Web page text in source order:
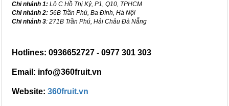
Chi nhánh 1: Lô C Hồ Thị Kỷ, P1, Q10, TPHCM
Chi nhánh 2: 56B Trần Phú, Ba Đình, Hà Nội
Chi nhánh 3: 271B Trần Phú, Hải Châu Đà Nẵng
Hotlines: 0936652727 - 0977 301 303
Email: info@360fruit.vn
Website: 360fruit.vn